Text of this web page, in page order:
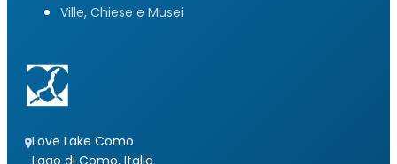
Ville, Chiese e Musei
Love Lake Como
Lago di Como, Italia